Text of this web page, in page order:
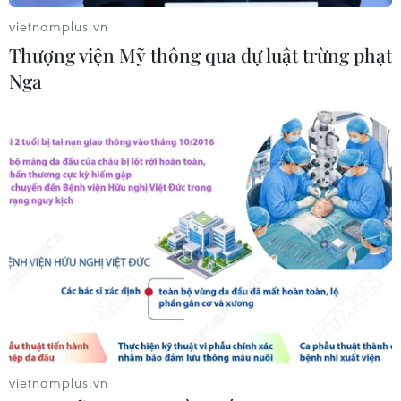
Xây dựng và phát triển Việt Nam trở
thành quốc gia biển mạnh
Ngân hàng Trung ương Trung Quốc
mua thêm 20 tấn vàng trong tháng 7
Sáu chuyển đổi lớn về tư duy phát
triển kinh tế có vốn đầu tư nước
ngoài
07/08/2026 14:07
vietnamplus.vn
Thượng viện Mỹ thông qua dự luật trừng phạt
Nga
vietnamplus.vn